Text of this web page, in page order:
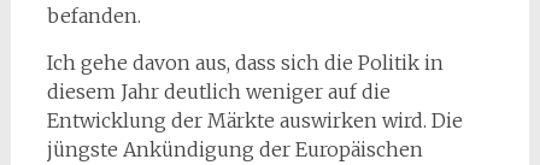
befanden.
Ich gehe davon aus, dass sich die Politik in
diesem Jahr deutlich weniger auf die
Entwicklung der Märkte auswirken wird. Die
jüngste Ankündigung der Europäischen